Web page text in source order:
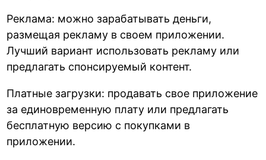
Реклама: можно зарабатывать деньги,
размещая рекламу в своем приложении.
Лучший вариант использовать рекламу или
предлагать спонсируемый контент.
Платные загрузки: продавать свое приложение
за единовременную плату или предлагать
бесплатную версию с покупками в
приложении.